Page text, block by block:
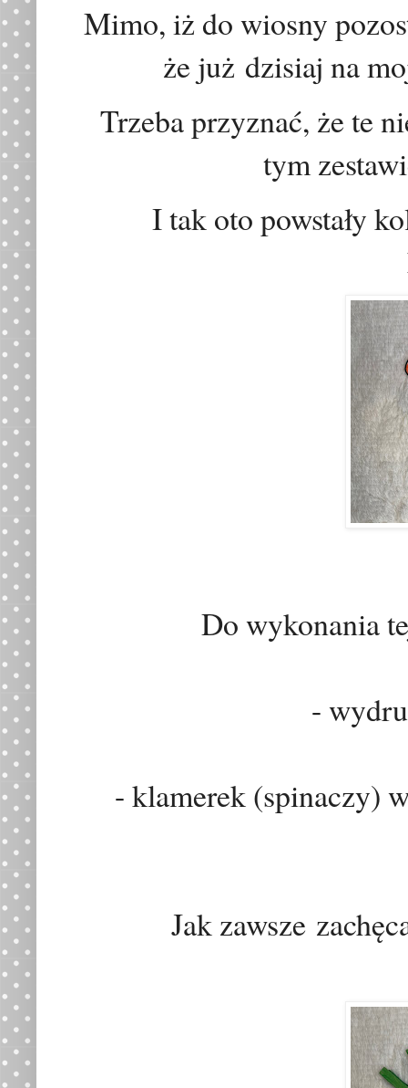
Mimo, iż do wiosny
żejuż dzisiaj na
Trzebaprzyznać, że te
tym
I tak otopowstały
Do wykonania
-
- klamerek (spinaczy)
Jak zawsze